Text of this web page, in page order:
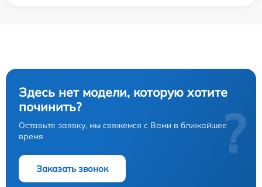
Здесь нет модели, которую хотите
починить?
Оставьте заявку, мы свяжемся с Вами в ближайшее
время
Заказать звонок
?